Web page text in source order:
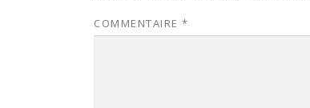
COMMENTAIRE *